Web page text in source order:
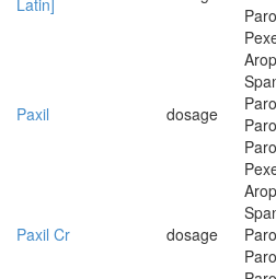
Latin]
Paxil dosage
Paxil Cr dosage